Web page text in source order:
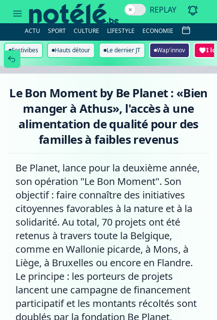
Moment
Planet
«Bien
manger
à
l'accès
alimentation
faibles
revenus
REPLAY
ACTU SPORT CULTURE LIFESTYLE ECONOMIE
Festivibes Hauts détour Le dernier JT Wap'innov I
Le Bon Moment by Be Planet : «Bien
manger à Athus», l'accès à une
alimentation de qualité pour des
familles à faibles revenus
Be Planet, lance pour la deuxième année,
son opération "Le Bon Moment". Son
objectif : faire connaître des initiatives
citoyennes favorables à la nature et à la
solidarité. Au total, 70 projets ont été
retenus à travers toute la Belgique,
comme en Wallonie picarde, à Mons, à
Liège, à Bruxelles ou encore en Flandre.
Le principe : les porteurs de projets
lancent une campagne de financement
participatif et les montants récoltés sont
doublés par la fondation Be Planet,